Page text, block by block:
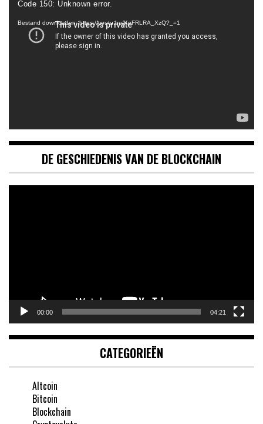
Code 150: Unknown error.
Bestand downloaden: https://youtu.be/KeFRLRA_XzQ?_=1
DE GESCHIEDENIS VAN DE BLOCKCHAIN
00:00 04:21
CATEGORIEËN
Altcoin
Bitcoin
Blockchain